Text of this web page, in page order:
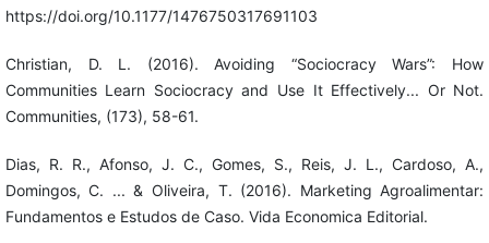
https://doi.org/10.1177/1476750317691103
Christian, D. L. (2016). Avoiding “Sociocracy Wars”: How
Communities Learn Sociocracy and Use It Effectively... Or Not.
Communities, (173), 58-61.
Dias, R. R., Afonso, J. C., Gomes, S., Reis, J. L., Cardoso, A.,
Domingos, C. ... & Oliveira, T. (2016). Marketing Agroalimentar:
Fundamentos e Estudos de Caso. Vida Economica Editorial.